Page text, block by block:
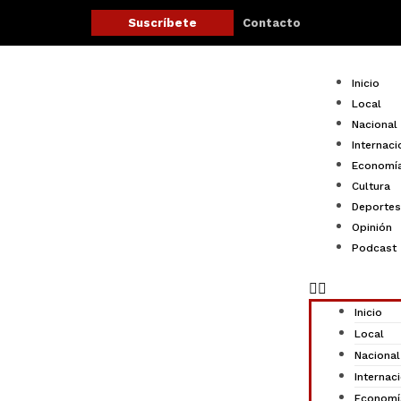
contenido
Suscríbete Contacto
Inicio
Local
Nacional
Cultura
Deportes
Opinión
Podcast
Menu
Inicio
Local
Nacional